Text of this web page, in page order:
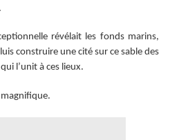
révélait les fonds marins,
construire une cité sur ce sable des
l’unit à ces lieux.